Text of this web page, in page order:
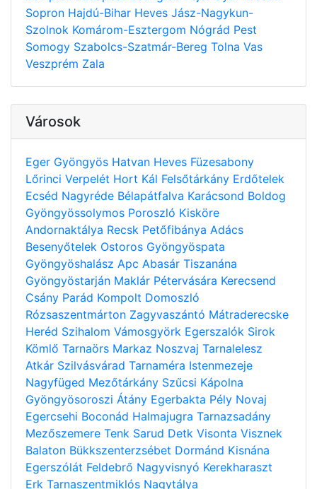
Sopron Hajdú-Bihar Heves Jász-Nagykun-
Szolnok Komárom-Esztergom Nógrád Pest
Somogy Szabolcs-Szatmár-Bereg Tolna Vas
Veszprém Zala
Városok
Eger Gyöngyös Hatvan Heves Füzesabony
Lőrinci Verpelét Hort Kál Felsőtárkány Erdőtelek
Ecséd Nagyréde Bélapátfalva Karácsond Boldog
Gyöngyössolymos Poroszló Kisköre
Andornaktálya Recsk Petőfibánya Adács
Besenyőtelek Ostoros Gyöngyöspata
Gyöngyöshalász Apc Abasár Tiszanána
Gyöngyöstarján Maklár Pétervására Kerecsend
Csány Parád Kompolt Domoszló
Rózsaszentmárton Zagyvaszántó Mátraderecske
Heréd Szihalom Vámosgyörk Egerszalók Sirok
Kömlő Tarnaörs Markaz Noszvaj Tarnalelesz
Atkár Szilvásvárad Tarnaméra Istenmezeje
Nagyfüged Mezőtárkány Szűcsi Kápolna
Gyöngyösoroszi Átány Egerbakta Pély Novaj
Egercsehi Boconád Halmajugra Tarnazsadány
Mezőszemere Tenk Sarud Detk Visonta Visznek
Balaton Bükkszenterzsébet Dormánd Kisnána
Egerszólát Feldebrő Nagyvisnyó Kerekharaszt
Erk Tarnaszentmiklós Nagytálya